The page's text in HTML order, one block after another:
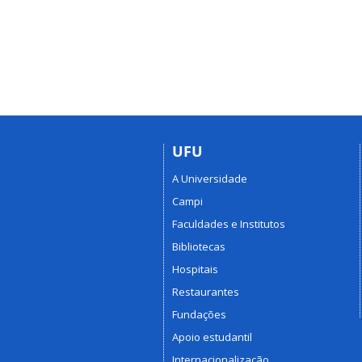
UFU
A Universidade
Campi
Faculdades e Institutos
Bibliotecas
Hospitais
Restaurantes
Fundações
Apoio estudantil